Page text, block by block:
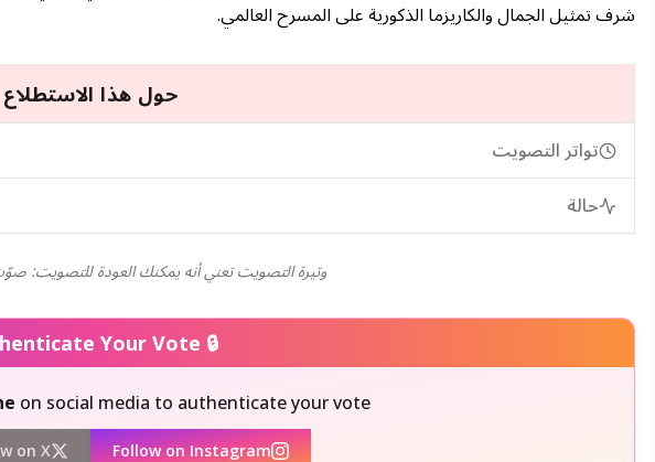
شرف تمثيل الجمال والكاريزما الذكورية على المسرح العالمي.
حول هذا الاستطلاع
تواتر التصويت
حالة
وتيرة التصويت تعني أنه يمكنك العودة للتصويت:
🔒 Authenticate Your Vote
on social media to authenticate your vote
Follow on Instagram
on X